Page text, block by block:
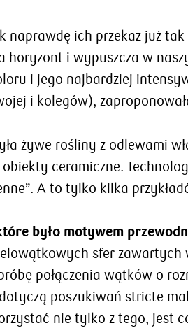
naprawdę ich przekaz już
horyzont i wypuszcza w
i jego najbardziej
i kolegów),
żywe rośliny z odlewami
ceramiczne.
A to tylko kilka
było motywem
sfer
połączenia wątków o
poszukiwań stricte
nie tylko z tego, jest